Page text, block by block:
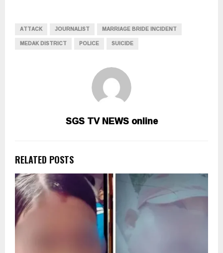
ATTACK JOURNALIST
MARRIAGE BRIDE INCIDENT
MEDAK DISTRICT
POLICE SUICIDE
SGS TV NEWS online
RELATED POSTS